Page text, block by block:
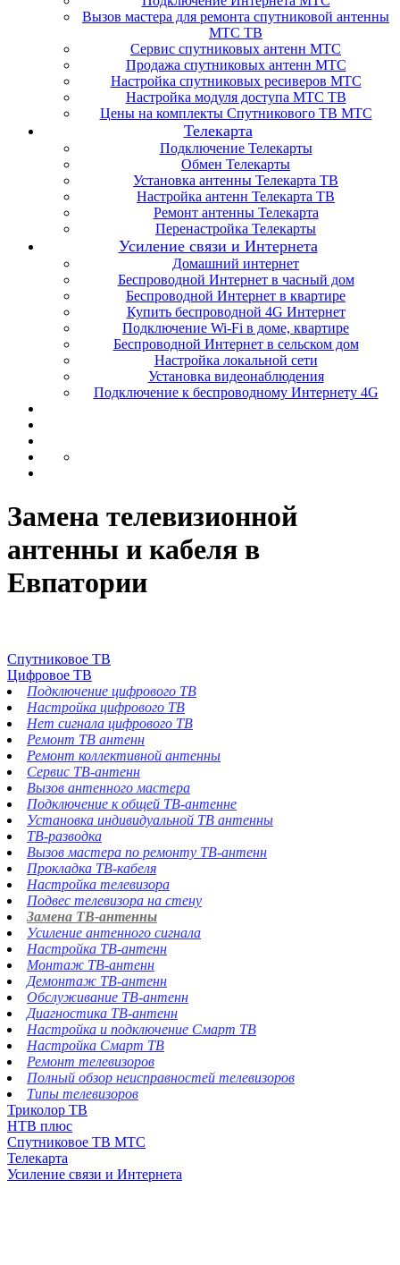
Вызов мастера для ремонта спутниковой антенны
МТС ТВ
Сервис спутниковых антенн МТС
Продажа спутниковых антенн МТС
Настройка спутниковых ресиверов МТС
Настройка модуля доступа МТС ТВ
Цены на комплекты Спутникового ТВ МТС
Телекарта
Подключение Телекарты
Обмен Телекарты
Установка антенны Телекарта ТВ
Настройка антенн Телекарта ТВ
Ремонт антенны Телекарта
Перенастройка Телекарты
Усиление связи и Интернета
Домашний интернет
Беспроводной Интернет в часный дом
Беспроводной Интернет в квартире
Купить беспроводной 4G Интернет
Подключение Wi-Fi в доме, квартире
Беспроводной Интернет в сельском дом
Настройка локальной сети
Установка видеонаблюдения
Подключение к беспроводному Интернету 4G
Замена телевизионной
антенны и кабеля в
Евпатории
Спутниковое ТВ
Цифровое ТВ
Подключение цифрового ТВ
Настройка цифрового ТВ
Нет сигнала цифрового ТВ
Ремонт ТВ антенн
Ремонт коллективной антенны
Сервис ТВ-антенн
Вызов антенного мастера
Подключение к общей ТВ-антенне
Установка индивидуальной ТВ антенны
ТВ-разводка
Вызов мастера по ремонту ТВ-антенн
Прокладка ТВ-кабеля
Настройка телевизора
Подвес телевизора на стену
Замена ТВ-антенны
Усиление антенного сигнала
Настройка ТВ-антенн
Монтаж ТВ-антенн
Демонтаж ТВ-антенн
Обслуживание ТВ-антенн
Диагностика ТВ-антенн
Настройка и подключение Смарт ТВ
Настройка Смарт ТВ
Ремонт телевизоров
Полный обзор неисправностей телевизоров
Типы телевизоров
Триколор ТВ
НТВ плюс
Спутниковое ТВ МТС
Телекарта
Усиление связи и Интернета